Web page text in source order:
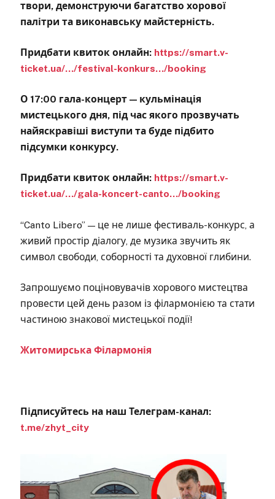
твори, демонструючи багатство хорової
палітри та виконавську майстерність.
Придбати квиток онлайн: https://smart.v-
ticket.ua/…/festival-konkurs…/booking
О 17:00 гала-концерт — кульмінація
мистецького дня, під час якого прозвучать
найяскравіші виступи та буде підбито
підсумки конкурсу.
Придбати квиток онлайн: https://smart.v-
ticket.ua/…/gala-koncert-canto…/booking
“Canto Libero” — це не лише фестиваль-конкурс, а
живий простір діалогу, де музика звучить як
символ свободи, соборності та духовної глибини.
Запрошуємо поціновувачів хорового мистецтва
провести цей день разом із філармонією та стати
частиною знакової мистецької події!
Житомирська Філармонія
Підписуйтесь на наш Телеграм-канал:
t.me/zhyt_city